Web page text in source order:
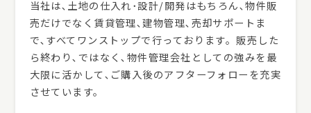
当社は､土地の仕入れ･設計/開発はもちろん､物件販
売だけでなく賃貸管理､建物管理､売却サポートま
で､すべてワンストップで行っております。販売した
ら終わり､ではなく､物件管理会社としての強みを最
大限に活かして､ご購入後のアフターフォローを充実
させています。